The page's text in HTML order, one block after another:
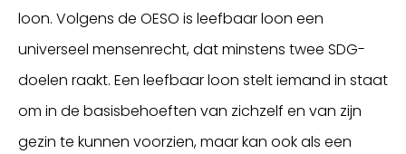
loon. Volgens de OESO is leefbaar loon een
universeel mensenrecht, dat minstens twee SDG-
doelen raakt. Een leefbaar loon stelt iemand in staat
om in de basisbehoeften van zichzelf en van zijn
gezin te kunnen voorzien, maar kan ook als een